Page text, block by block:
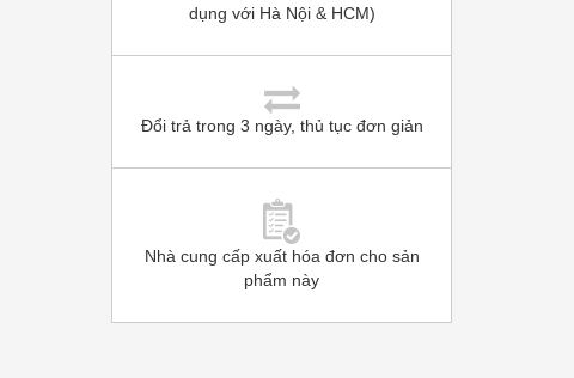
dụng với Hà Nội & HCM)
Đổi trả trong 3 ngày, thủ tục đơn giản
Nhà cung cấp xuất hóa đơn cho sản
phẩm này